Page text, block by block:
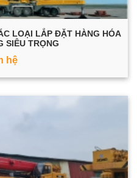
LOẠI LẮP ĐẶT HÀNG HÓA
SIÊU TRỌNG
hệ